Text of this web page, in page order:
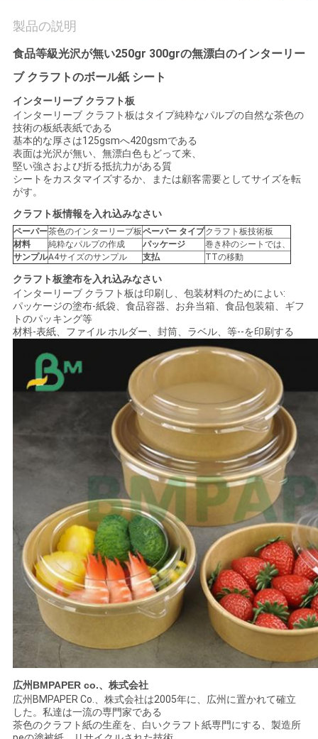
く
だ
さ
い
ニ
ュ
ー
ス
事
件
図
プ
バ
シ
ポ
リ
シ
ー
製品の説明
食品等級光沢が無い250gr 300grの無漂白のインターリー
ブ クラフトのボール紙 シート
インターリーブ クラフト板
インターリーブ クラフト板はタイプ純粋なパルプの自然な茶色の
技術の板紙表紙である
基本的な厚さは125gsmへ420gsmである
表面は光沢が無い、無漂白色もどって来、
堅い強さおよび折る抵抗力がある質
シートをカスタマイズするか、または顧客需要としてサイズを転
がす。
クラフト板情報を入れ込みなさい
ペーパー茶色のインターリーブ板ペーパー タイプクラフト板技術板
材料
純粋なパルプの作成 パッケージ
巻き枠のシートでは、
サンプルA4サイズのサンプル 支払 TTの移動
クラフト板塗布を入れ込みなさい
インターリーブ クラフト板は印刷し、包装材料のためによい:
パッケージの塗布-紙袋、食品容器、お弁当箱、食品包装箱、ギフ
トのパッキング等
材料-表紙、ファイル ホルダー、封筒、ラベル、等--を印刷する
広州BMPAPER co.、株式会社
広州BMPAPER Co.、株式会社は2005年に、広州に置かれて確立
した。私達は一流の専門家である
茶色のクラフト紙の生産を、白いクラフト紙専門にする、製造所